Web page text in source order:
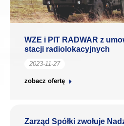
WZE i PIT RADWAR z
stacji radiolokacyjnych
2023-11-27
zobacz ofertę
Zarząd Spółki zwołuje